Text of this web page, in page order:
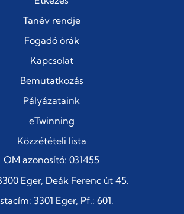
Tanév rendje
Fogadó órák
Kapcsolat
Bemutatkozás
Pályázataink
eTwinning
Közzétételi lista
OM azonosító: 031455
Eger, Deák Ferenc út 45.
3301 Eger, Pf.: 601.